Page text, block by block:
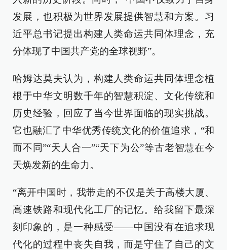
发展，也积极为世界发展提供智慧和方案。习
近平总书记提出构建人类命运共同体理念，充
分体现了中国共产党的全球视野”。
哈姆达莫夫认为，构建人类命运共同体理念植
根于中华文明数千年的智慧积淀、文化传统和
历史经验，回应了当今世界面临的现实挑战。
它也融汇了中华优秀传统文化的价值追求，“和
而不同”“天人合一”“天下为公”等古老智慧在今
天焕发新的生命力。
“离开中国时，我带走的不仅是关于高楼大厦、
高速铁路和现代化工厂的记忆。给我留下最深
刻印象的，是一种感受——中国没有在追求现
代化的过程中丧失自我，而是守住了自己的文